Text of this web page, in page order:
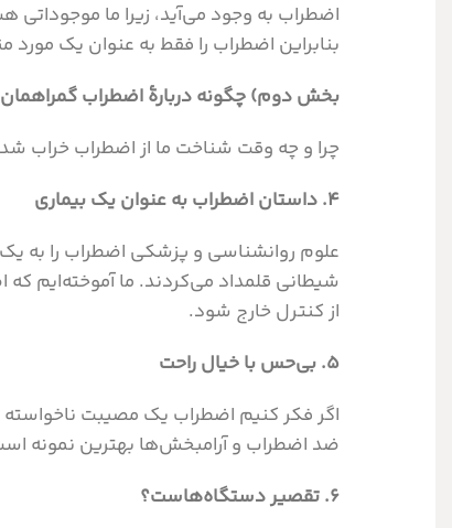
اضطراب به وجود می‌آید، زیرا ما موجوداتی
بنابراین اضطراب را فقط به عنوان یک
بخش دوم) چگونه دربارۀ اضطراب
چرا و چه وقت شناخت ما از اضطراب خراب
۴. داستان اضطراب به عنوان یک بیماری
علوم روانشناسی و پزشکی اضطراب را به
شیطانی قلمداد می‌کردند. ما آموخته‌ایم
از کنترل خارج شود.
۵. بی‌حس با خیال راحت
اگر فکر کنیم اضطراب یک مصیبت ناخواسته
ضد اضطراب و آرامبخش‌ها بهترین نمونه
۶. تقصیر دستگاه‌هاست؟